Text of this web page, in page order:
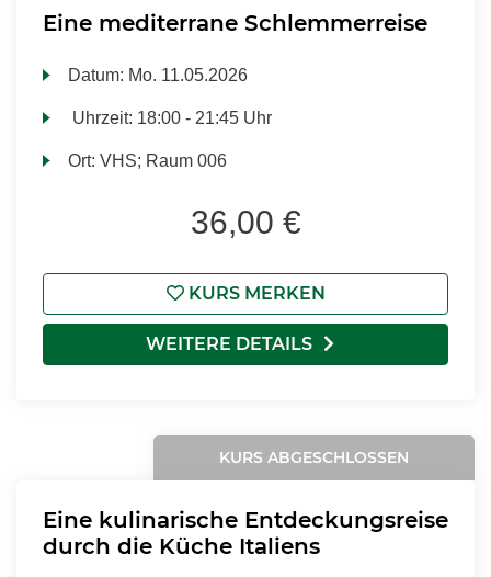
Eine mediterrane Schlemmerreise
Datum: Mo. 11.05.2026
Uhrzeit: 18:00 - 21:45 Uhr
Ort:VHS; Raum 006
36,00 €
KURS MERKEN
WEITERE DETAILS
KURS ABGESCHLOSSEN
Eine kulinarische Entdeckungsreise
durch die Küche Italiens